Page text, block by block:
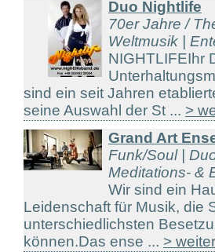
Duo Nightlife
70er Jahre /
Weltmusik |
NIGHTLIFEIhr
sind ein seit Jahren
seine Auswahl der St ... >
Grand Art
Funk/Soul |
Meditations- &
Wir sind ein
Leidenschaft für Musik, die
unterschiedlichsten
können.Das ense ... > weiter